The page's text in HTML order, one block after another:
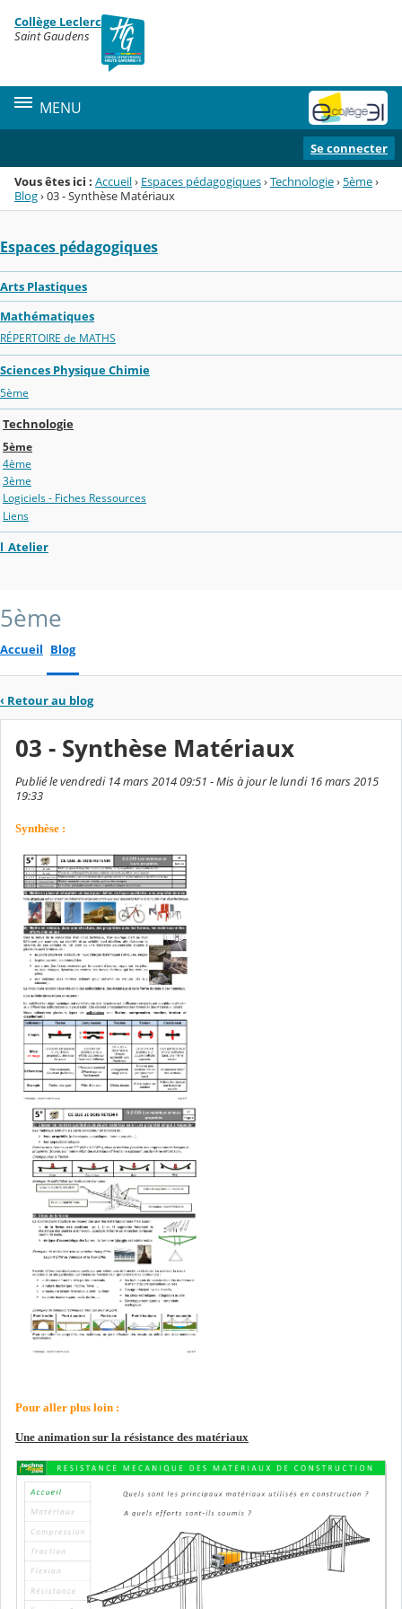
Menu de la rubrique
Contenu
Collège Leclerc
Saint Gaudens
MENU
Se connecter
Vous êtes ici : Accueil› Espaces pédagogiques›Technologie› 5ème›
Blog›03 - Synthèse Matériaux
Espaces pédagogiques
Arts Plastiques
Mathématiques
RÉPERTOIRE de MATHS
Sciences Physique Chimie
5ème
Technologie
5ème
4ème
3ème
Logiciels - Fiches Ressources
Liens
l_Atelier
5ème
Accueil Blog
‹ Retour au blog
03 - Synthèse Matériaux
Publié le vendredi 14 mars 2014 09:51 - Mis à jour le lundi 16 mars 2015
19:33
Synthèse :
Pour aller plus loin :
Une animation sur la résistance des matériaux